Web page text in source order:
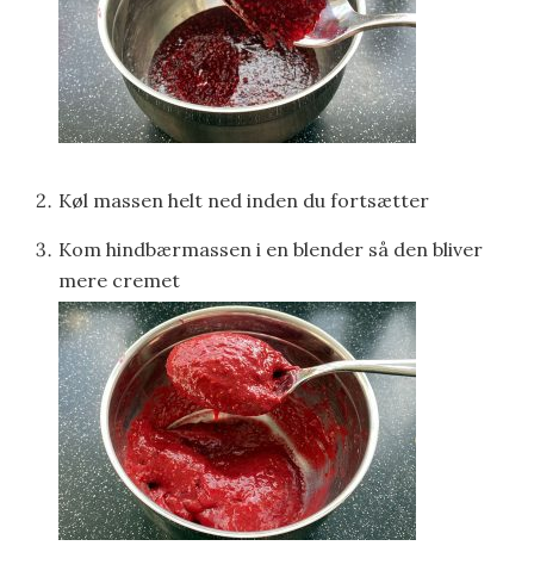
Køl massen helt ned inden du fortsætter
Kom hindbærmassen i en blender så den bliver
mere cremet